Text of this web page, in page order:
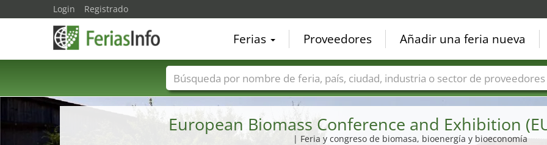
European Biomass Conference and Exhibition
| Feria y congreso de biomasa, bioenergía y bioeconomía
Login Registrado
Ferias Proveedores Añadir una feria nueva
Nombres de ferias Países Ciudades Sectores de ferias Sectores de